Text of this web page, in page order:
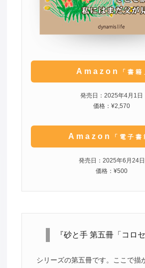
Amazon 「書籍
発売日：2025年4月1日
価格：¥2,570
Amazon 「電子書
発売日：2025年6月24日
価格：¥500
『砂と手 第五冊「コロ
シリーズの第五冊です。ここで描